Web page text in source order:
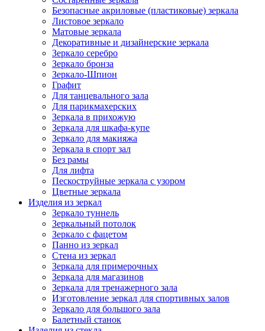
Безопасные акриловые (пластиковые) зеркала
Листовое зеркало
Матовые зеркала
Декоративные и дизайнерские зеркала
Зеркало серебро
Зеркало бронза
Зеркало-Шпион
Графит
Для танцевального зала
Для парикмахерских
Зеркала в прихожую
Зеркала для шкафа-купе
Зеркало для макияжа
Зеркала в спорт зал
Без рамы
Для лифта
Пескоструйные зеркала с узором
Цветные зеркала
Изделия из зеркал
Зеркало туннель
Зеркальный потолок
Зеркало с фацетом
Панно из зеркал
Стена из зеркал
Зеркала для примерочных
Зеркала для магазинов
Зеркала для тренажерного зала
Изготовление зеркал для спортивных залов
Зеркало для большого зала
Балетный станок